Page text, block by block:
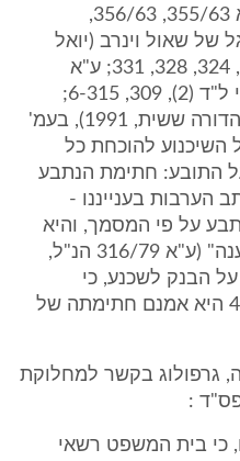
היא אומנם חתימתו (ראה ע"א 355/63, 356/63,
של שאול וינרב (יואל
סלומון, עורך דין), פד"י י"ח(4), 324, 328, 331; ע"א
316/79, חמדאן נ. ליאני, פד"י ל"ד (2), 309, 6-315;
י.זוסמן, סדרי הדין האזרחי (מהדורה ששית, 1991), בעמ'
השיכנוע להוכחת כל
התובע: חתימת הנתבע
הערבות בענייננו -
על פי המסמך, והיא
בגדר "עמוד התווך של התובענה" (ע"א 316/79 הנ"ל,
על הבנק לשכנע, כי
החתימה על כתב הערבות ת/4 היא אמנם חתימתה של
גרפולוג בקשר למחלוקת
:
כי בית המשפט רשאי